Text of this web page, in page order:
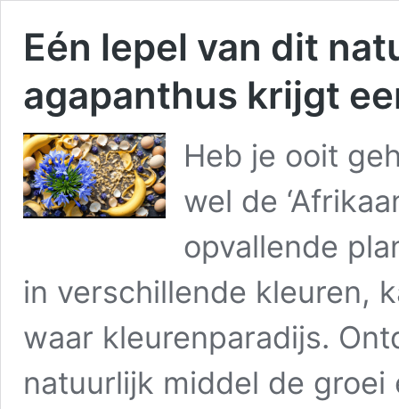
Eén lepel van dit
agapanthus krijgt
Heb je ooit
wel de
opvallende
in verschillende kleuren,
waar kleurenparadijs.
natuurlijk middel de